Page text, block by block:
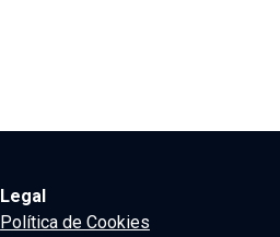
Legal
Política de Cookies